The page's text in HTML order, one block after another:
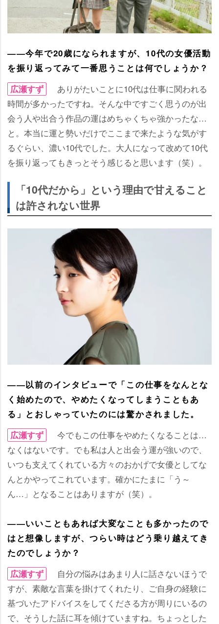
――今年で20歳になられますが、10代の女優活動
を振り返ってみて一番思うことは何でしょうか？
広瀬すず
ありがたいことに10代は仕事に関われる
時間が多かったですね。そんな中ですごく思うのが出
会う人や出合う作品の運はめちゃくちゃ強かったな…
と。本当に運と勢いだけでここまで来たような気がす
るぐらい、濃い10代でした。大人になって改めて10代
を振り返ってもきっとそう感じると思います（笑）。
「10代だから」という理由で甘えること
は許されない世界
――以前のインタビューで「この仕事をなんとな
く始めたので、やめたくなってしまうこともあ
る」とおしゃっていたのには驚かされました。
広瀬すず
今でもこの仕事をやめたくなることは…
なくはないです。でも私は人と出会う運が強いので、
いつも支えてくれている方々のおかげで女優としてな
んとかやってこれています。確かにたまに「う～
ん…」となることはありますが（笑）。
――いいこともあれば大変なことも多かったので
はと想像しますが、つらい時はどう乗り越えてき
たのでしょうか？
広瀬すず
自分の悩みはあまり人に話さないほうで
すが、素敵な言葉を掛けてくれたり、ご自身の経験に
基づいたアドバイスをしてくださる方が周りにいるの
で、そうした話に耳を傾けていますね。ちょっとした